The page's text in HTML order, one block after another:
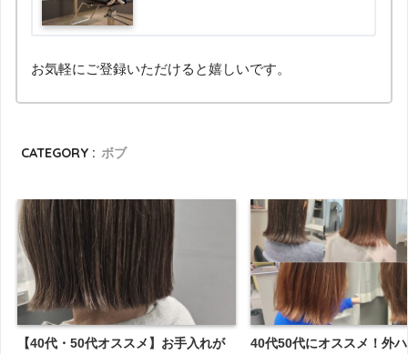
お気軽にご登録いただけると嬉しいです。
CATEGORY : ボブ
【40代・50代オススメ】お手入れが
40代50代にオススメ！外